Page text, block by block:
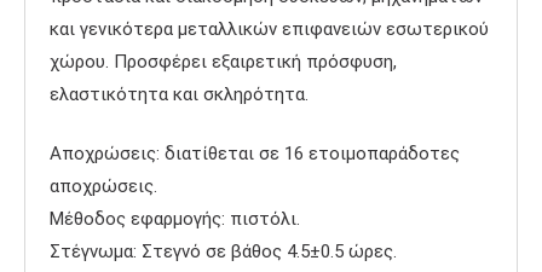
και γενικότερα μεταλλικών επιφανειών εσωτερικού
χώρου. Προσφέρει εξαιρετική πρόσφυση,
ελαστικότητα και σκληρότητα.
Αποχρώσεις: διατίθεται σε 16 ετοιμοπαράδοτες
αποχρώσεις.
Μέθοδος εφαρμογής: πιστόλι.
Στέγνωμα: Στεγνό σε βάθος 4.5±0.5 ώρες.